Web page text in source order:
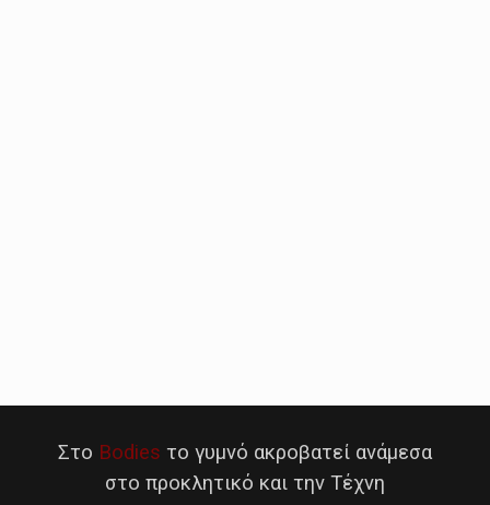
Στο Bodies το γυμνό ακροβατεί ανάμεσα
στο προκλητικό και την Τέχνη